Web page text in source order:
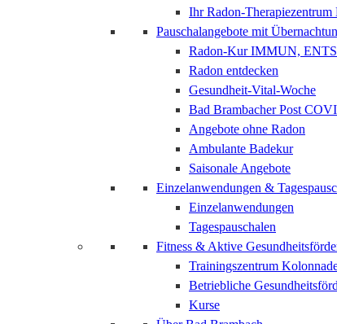
Ihr Radon-Therapiezentrum
Pauschalangebote mit
Radon-Kur IMMUN,
Radon entdecken
Gesundheit-Vital-Woche
Bad Brambacher Post
Angebote ohne Radon
Ambulante Badekur
Saisonale Angebote
Einzelanwendungen &
Einzelanwendungen
Tagespauschalen
Fitness & Aktive
Trainingszentrum
Betriebliche
Kurse